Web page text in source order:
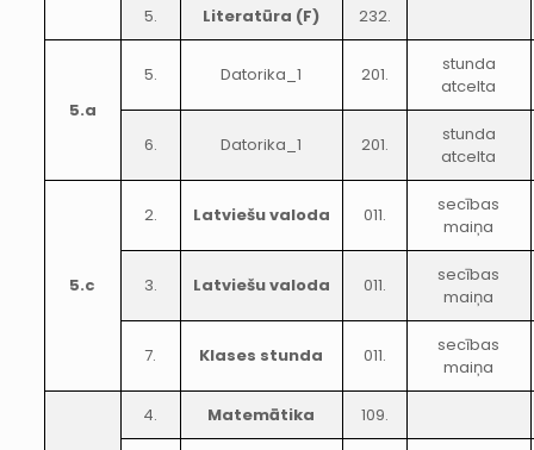
5. Literatūra (F) 232.
5.a
5. Datorika_1 201.
stunda
atcelta
6. Datorika_1 201.
stunda
atcelta
5.c
2. Latviešu valoda 011.
secības
maiņa
3. Latviešu valoda 011.
secības
maiņa
7. Klases stunda 011.
secības
maiņa
4. Matemātika 109.